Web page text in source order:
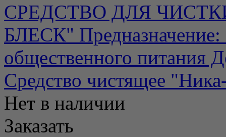
СРЕДСТВО ДЛЯ
БЛЕСК" Предназначение:
общественного питания
Средство чистящее
Нет в наличии
Заказать